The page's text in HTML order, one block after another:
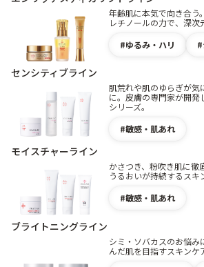
年齢肌に本気で向き合う。
レチノールの力で、深次
ゆるみ・ハリ
センシティブライン
肌荒れや肌のゆらぎが気
に。皮膚の専門家が開発
シリーズ。
敏感・肌あれ
モイスチャーライン
かさつき、粉吹き肌に徹
うるおいが持続するスキ
敏感・肌あれ
ブライトニングライン
シミ・ソバカスのお悩み
んだ肌を目指すスキンケ